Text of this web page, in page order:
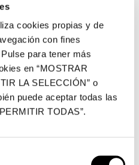
cookies propias y de
con fines
para tener más
en “MOSTRAR
LA SELECCIÓN” o
puede aceptar todas las
TODAS”.
de dos corrientes artísticas
parte, se seguían realizando
romántico e historicista, al
en una generación de
del lenguaje plástico,
y la naturaleza una vía de
y Valencia) emergerá de
directa y como vía para